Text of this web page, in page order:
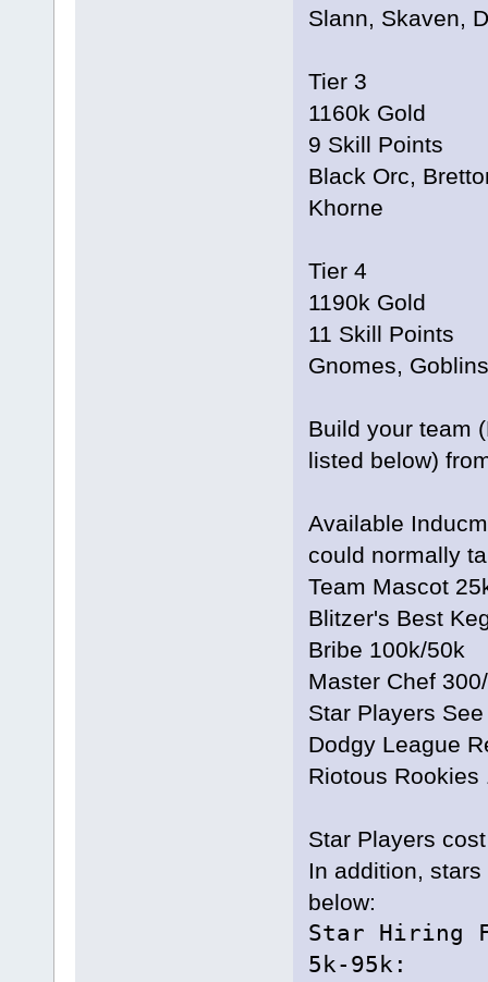
Slann, Skaven,
Tier 3
1160k Gold
9 Skill Points
Black Orc,
Khorne
Tier 4
1190k Gold
11 Skill Points
Gnomes,
Build your team
listed below)
Available
could normally
Team Mascot
Blitzer's Best
Bribe 100k/50k
Master Chef
Star Players
Dodgy League
Riotous Rookies
Star Players
In addition,
below:
Star Hiring
5k-95k: